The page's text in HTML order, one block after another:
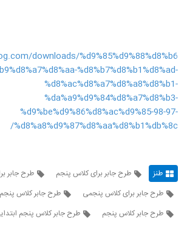
downloads/%d9%85%d9%88%d8%b6
%d8%b7%d8%b1%d8%ad-
%d8%ac%d8%a7%d8%a8%d8%b1-
%da%a9%d9%84%d8%a7%d8%b3-
%d9%be%d9%86%d8%ac%d9%85-98-97-
%d8%a8%d9%87%d8%aa%d8%b1%db%8c/
طنز طرح جابر برای کلاس پنجم
طرح جابر
طرح جابر برای کلاس پنجمی
طرح جابر كلاس پنجم
طرح جابر کلاس پنجم
طرح جابر کلاس پنجم